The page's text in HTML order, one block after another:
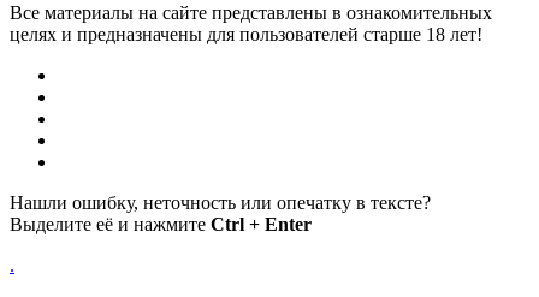
Все материалы на сайте представлены в ознакомительных
целях и предназначены для пользователей старше 18 лет!
Нашли ошибку, неточность или опечатку в тексте?
Выделите её и нажмите Ctrl + Enter
.